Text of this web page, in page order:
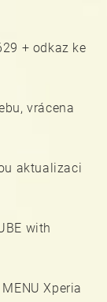
+ odkaz ke
vrácena
aktualizaci
with
Xperia